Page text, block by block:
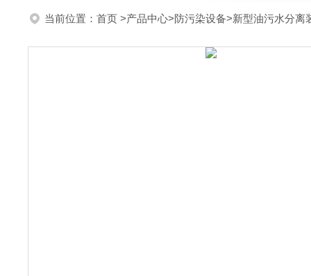
当前位置： 首页 >产品中心>防污染设备>新型油污水分离